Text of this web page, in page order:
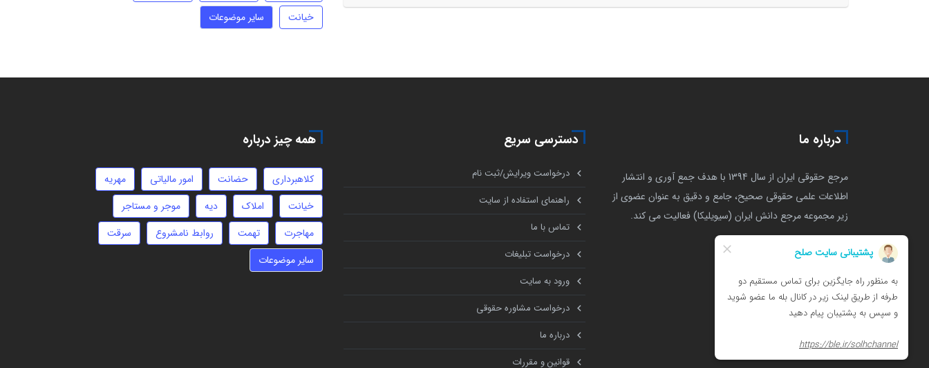
خیانت
سایر موضوعات
درباره ما
مرجع حقوقی ایران از سال 1394 با هدف جمع آوری و انتشار
اطلاعات علمی حقوقی صحیح، جامع و دقیق به عنوان عضوی از
زیر مجموعه مرجع دانش ایران (سیویلیکا) فعالیت می کند.
دسترسی سریع
درخواست ویرایش/ثبت نام
راهنمای استفاده از سایت
تماس با ما
درخواست تبلیغات
ورود به سایت
درخواست مشاوره حقوقی
درباره ما
قوانین و مقررات
همه چیز درباره
کلاهبرداری حضانت امور مالیاتی
مهریه
خیانت
املاک دیه
موجر و مستاجر
مهاجرت
تهمت روابط نامشروع
سرقت
سایر موضوعات